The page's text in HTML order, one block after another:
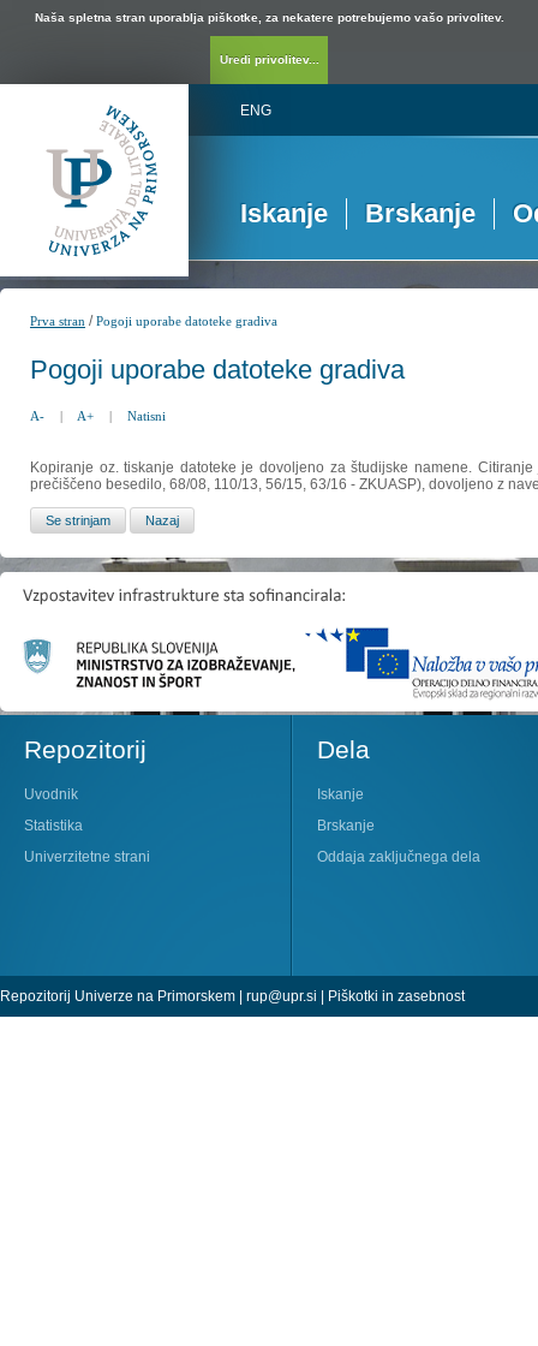
Naša spletna stran uporablja piškotke, za nekatere potrebujemo vašo privolitev.
Uredi privolitev...
ENG
Iskanje Brskanje
Prva stran /Pogoji uporabe datoteke gradiva
Pogoji uporabe datoteke gradiva
A- | A+ | Natisni
Kopiranje oz. tiskanje datoteke je dovoljeno za študijske namene.
prečiščeno besedilo, 68/08, 110/13, 56/15, 63/16 - ZKUASP), dovoljeno z
Repozitorij
Uvodnik
Statistika
Univerzitetne strani
Dela
Iskanje
Brskanje
Oddaja zaključnega dela
Repozitorij Univerze na Primorskem | rup@upr.si | Piškotki in zasebnost